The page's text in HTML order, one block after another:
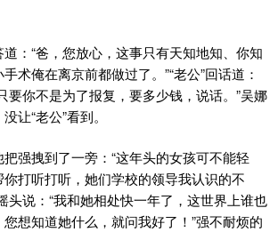
：“爸，您放心，这事只有天知地知、你知
术俺在离京前都做过了。”“老公”回话道：
要你不是为了报复，要多少钱，说话。”吴娜
让“老公”看到。
强拽到了一旁：“这年头的女孩可不能轻
打听打听，她们学校的领导我认识的不
头说：“我和她相处快一年了，这世界上谁也
想知道她什么，就问我好了！”强不耐烦的